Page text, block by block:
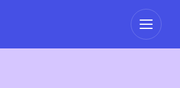
Abrir